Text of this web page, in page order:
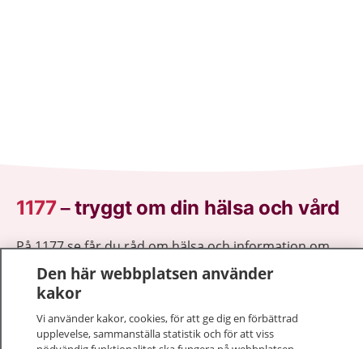
1177–tryggt om din hälsa och vård
På 1177.se får du råd om hälsa och information om
sjukdomar och vilka mottagningar du kan kontakta.
Logga in för att läsa din journal och göra dina
vårdärenden. Ring telefonnummer 1177 för
sjukvårdsrådgivning dygnet runt.
1177 ger dig råd när du vill må bättre.
Den här webbplatsen använder
kakor
Vi använder kakor, cookies, för att ge dig en förbättrad
upplevelse, sammanställa statistik och för att viss